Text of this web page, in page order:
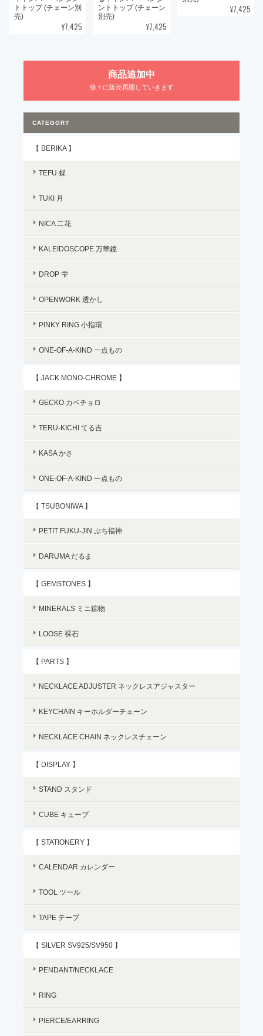
トトップ (チェーン別
売)
¥7,425
ントトップ (チェーン
別売)
¥7,425
¥7,425
商品追加中
徐々に販売再開していきます
CATEGORY
【 BERIKA 】
TEFU 蝶
TUKI 月
NICA 二花
KALEIDOSCOPE 万華鏡
DROP 雫
OPENWORK 透かし
PINKY RING 小指環
ONE-OF-A-KIND 一点もの
【 JACK MONO-CHROME 】
GECKO カベチョロ
TERU-KICHI てる吉
KASA かさ
ONE-OF-A-KIND 一点もの
【 TSUBONIWA 】
PETIT FUKU-JIN ぷち福神
DARUMA だるま
【 GEMSTONES 】
MINERALS ミニ鉱物
LOOSE 裸石
【 PARTS 】
NECKLACE ADJUSTER ネックレスアジャスター
KEYCHAIN キーホルダーチェーン
NECKLACE CHAIN ネックレスチェーン
【 DISPLAY 】
STAND スタンド
CUBE キューブ
【 STATIONERY 】
CALENDAR カレンダー
TOOL ツール
TAPE テープ
【 SILVER SV925/SV950 】
PENDANT/NECKLACE
RING
PIERCE/EARRING